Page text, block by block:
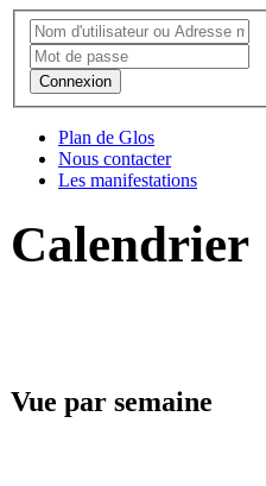
Connexion
Plan de Glos
Nous contacter
Les manifestations
Calendrier
Vue par semaine